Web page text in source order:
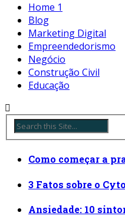
Home 1
Blog
Marketing Digital
Empreendedorismo
Negócio
Construção Civil
Educação
Como começar a
3 Fatos sobre o
Ansiedade: 10